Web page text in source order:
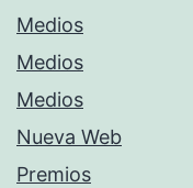
Medios
Medios
Medios
Nueva Web
Premios